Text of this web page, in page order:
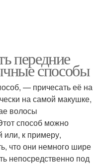
передние
способы
— причесать её на
на самой макушке,
волосы
способ можно
или, к примеру,
что они немного шире
непосредственно под